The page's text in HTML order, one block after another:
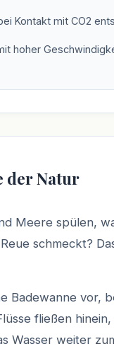
Kontakt mit CO2
hoher
der Natur
Meere spülen,
schmeckt?
Badewanne vor,
fließen
Wasser weiter